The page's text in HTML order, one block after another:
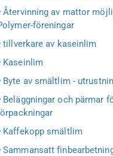
Återvinning av mattor
föreningar
tillverkare av kaseinlim
Kaseinlim
Byte av smältlim -
Beläggningar och pärmar
Kaffekopp smältlim
Sammansatt